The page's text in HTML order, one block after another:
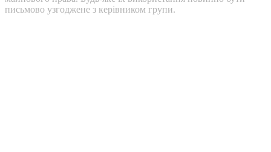
письмово узгоджене з керівником групи.